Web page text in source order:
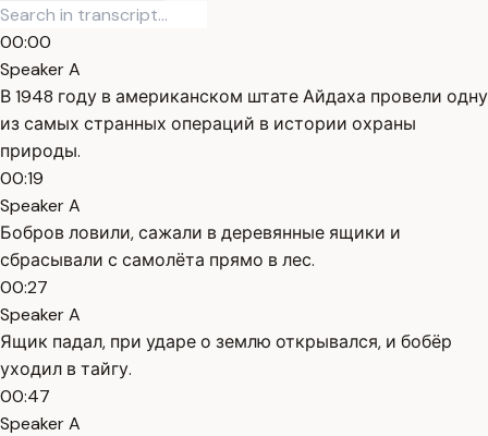
00:00
Speaker A
В 1948 году в американском штате Айдаха провели одну
из самых странных операций в истории охраны
природы.
00:19
Speaker A
Бобров ловили, сажали в деревянные ящики и
сбрасывали с самолёта прямо в лес.
00:27
Speaker A
Ящик падал, при ударе о землю открывался, и бобёр
уходил в тайгу.
00:47
Speaker A